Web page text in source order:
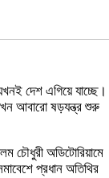
দেশ এগিয়ে যাচ্ছে।
তখন আবারো ষড়যন্ত্র শুরু
চৌধুরী অডিটোরিয়ামে
প্রধান অতিথির